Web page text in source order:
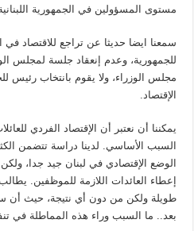
مستوى المسؤولين في الجمهورية
سمعنا ايضا حديثا عن تراجع للاقتصاد
للجمهورية، وعدم إنعقاد جلسة لمجلس
مجلس الوزراء، ولا يقوم بانتخاب
الإقتصاد.
يمكننا أن نعتبر أن الإقتصاد الفردي
السبب الأساسي. لدينا دراسة تتضمن
الوضع الإقتصادي في لبنان جيد جدا،
إعطاء العائدات اللازمة للموظفين.
طويلة ولكن من دون أي نتيجة، حيث أن
بعد.. ما السبب وراء هذه المماطلة في